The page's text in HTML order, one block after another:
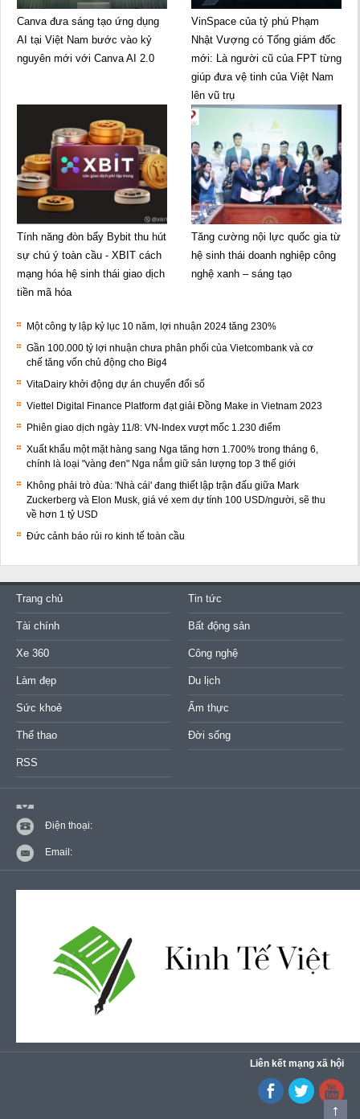
Canva đưa sáng tạo ứng dụng
AI tại Việt Nam bước vào kỷ
nguyên mới với Canva AI 2.0
VinSpace của tỷ phú Phạm
Nhật Vượng có Tổng giám đốc
mới: Là người cũ của FPT từng
giúp đưa vệ tinh của Việt Nam
lên vũ trụ
Tính năng đòn bẩy Bybit thu hút
sự chú ý toàn cầu - XBIT cách
mạng hóa hệ sinh thái giao dịch
tiền mã hóa
Tăng cường nội lực quốc gia từ
hệ sinh thái doanh nghiệp công
nghệ xanh – sáng tạo
Một công ty lập kỷ lục 10 năm, lợi nhuận 2024 tăng 230%
Gần 100.000 tỷ lợi nhuận chưa phân phối của Vietcombank và cơ
chế tăng vốn chủ động cho Big4
VitaDairy khởi động dự án chuyển đổi số
Viettel Digital Finance Platform đạt giải Đồng Make in Vietnam 2023
Phiên giao dịch ngày 11/8: VN-Index vượt mốc 1.230 điểm
Xuất khẩu một mặt hàng sang Nga tăng hơn 1.700% trong tháng 6,
chính là loại "vàng đen" Nga nắm giữ sản lượng top 3 thế giới
Không phải trò đùa: 'Nhà cái' đang thiết lập trận đấu giữa Mark
Zuckerberg và Elon Musk, giá vé xem dự tính 100 USD/người, sẽ thu
về hơn 1 tỷ USD
Đức cảnh báo rủi ro kinh tế toàn cầu
Trang chủ Tin tức
Tài chính Bất động sản
Xe 360 Công nghệ
Làm đẹp Du lịch
Sức khoẻ Ẩm thực
Thể thao Đời sống
RSS
Điện thoại:
Email:
Liên kết mạng xã hội